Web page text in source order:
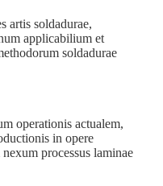
artis soldadurae,
applicabilium et
soldadurae
operationis actualem,
in opere
processus laminae